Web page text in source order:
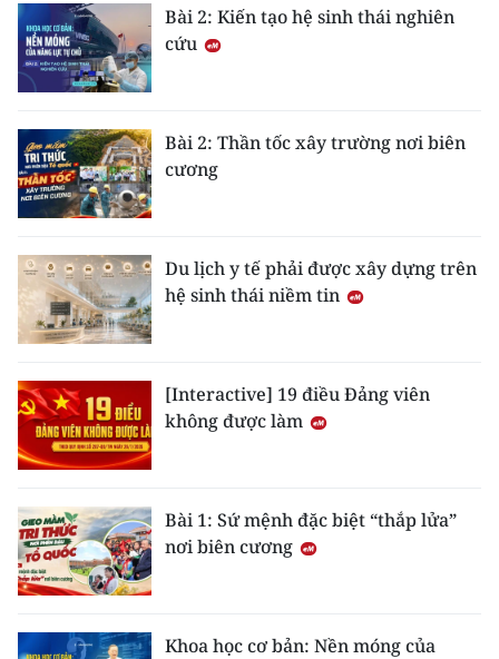
Media Môi trường
Ảnh
TIN MỚI
Trung du và miền núi phía Bắc
Đồng bằng sông Hồng
Bắc Trung Bộ
Duyên hải Nam Trung Bộ và Tây
Nguyên
Đông Nam Bộ
Đồng bằng sông Cửu Long
Bài 2: Kiến tạo hệ sinh thái nghiên
cứu
Bài 2: Thần tốc xây trường nơi biên
cương
Du lịch y tế phải được xây dựng trên
hệ sinh thái niềm tin
[Interactive] 19 điều Đảng viên
không được làm
Bài 1: Sứ mệnh đặc biệt “thắp lửa”
nơi biên cương
Khoa học cơ bản: Nền móng của